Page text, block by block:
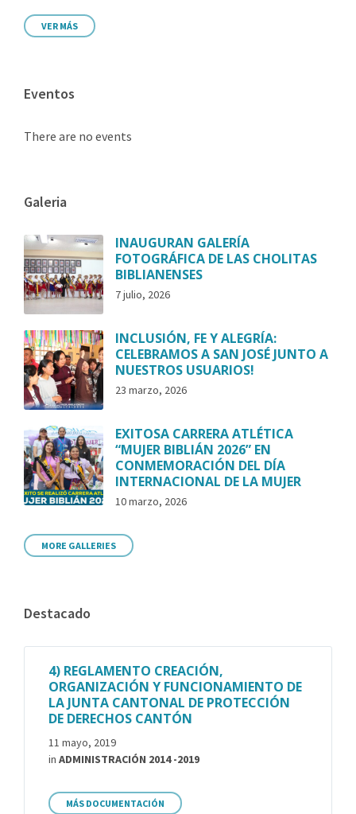
VER MÁS
Eventos
There are no events
Galeria
INAUGURAN GALERÍA
FOTOGRÁFICA DE LAS CHOLITAS
BIBLIANENSES
7 julio, 2026
INCLUSIÓN, FE Y ALEGRÍA:
CELEBRAMOS A SAN JOSÉ JUNTO A
NUESTROS USUARIOS!
23 marzo, 2026
EXITOSA CARRERA ATLÉTICA
“MUJER BIBLIÁN 2026” EN
CONMEMORACIÓN DEL DÍA
INTERNACIONAL DE LA MUJER
10 marzo, 2026
MORE GALLERIES
Destacado
4) REGLAMENTO CREACIÓN,
ORGANIZACIÓN Y FUNCIONAMIENTO DE
LA JUNTA CANTONAL DE PROTECCIÓN
DE DERECHOS CANTÓN
11 mayo, 2019
in ADMINISTRACIÓN 2014 -2019
MÁS DOCUMENTACIÓN